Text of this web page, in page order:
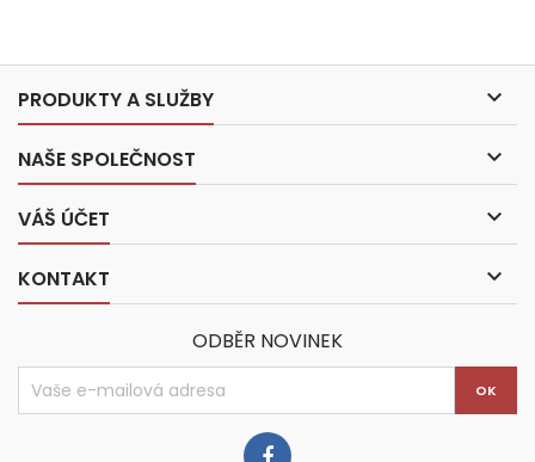
PRODUKTY A SLUŽBY 
NAŠE SPOLEČNOST 
VÁŠ ÚČET 
KONTAKT 
ODBĚR NOVINEK